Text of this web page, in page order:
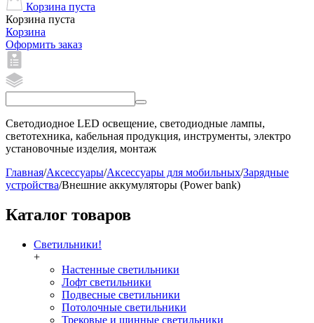
Корзина пуста
Корзина пуста
Корзина
Оформить заказ
Светодиодное LED освещение, светодиодные лампы,
светотехника, кабельная продукция, инструменты, электро
установочные изделия, монтаж
Главная/Аксессуары/Аксессуары для мобильных/Зарядные
устройства/Внешние аккумуляторы (Power bank)
Каталог товаров
Светильники!
+
Настенные светильники
Лофт светильники
Подвесные светильники
Потолочные светильники
Трековые и шинные светильники